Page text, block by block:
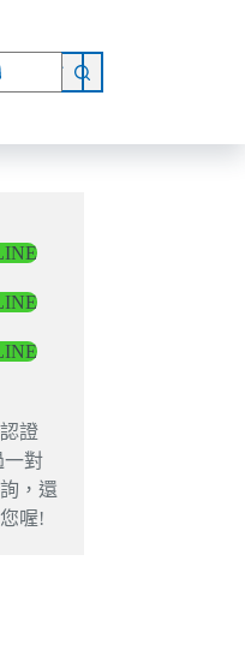
網路商店
證
一對
，還
喔!